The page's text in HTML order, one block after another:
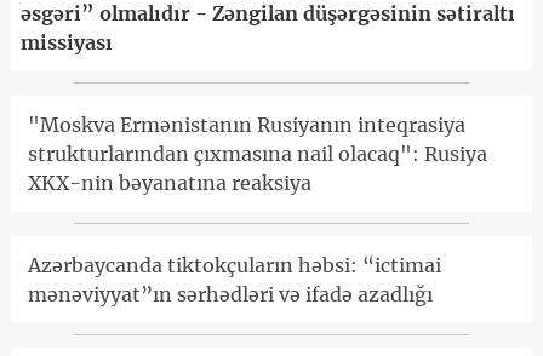
əsgəri” olmalıdır - Zəngilan düşərgəsinin sətiraltı
missiyası
"Moskva Ermənistanın Rusiyanın inteqrasiya
strukturlarından çıxmasına nail olacaq": Rusiya
XKX-nin bəyanatına reaksiya
Azərbaycanda tiktokçuların həbsi: “ictimai
mənəviyyat”ın sərhədləri və ifadə azadlığı